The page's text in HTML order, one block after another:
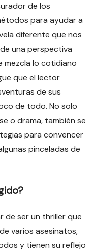
de los
para ayudar a
diferente que nos
una perspectiva
mezcla lo cotidiano
que el lector
de sus
de todo. No solo
o drama, también se
para convencer
pinceladas de
de ser un thriller que
varios asesinatos,
y tienen su reflejo